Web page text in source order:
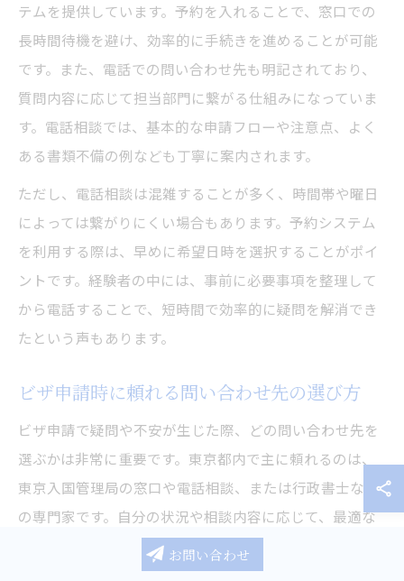
テムを提供しています。予約を入れることで、窓口での
長時間待機を避け、効率的に手続きを進めることが可能
です。また、電話での問い合わせ先も明記されており、
質問内容に応じて担当部門に繋がる仕組みになっていま
す。電話相談では、基本的な申請フローや注意点、よく
ある書類不備の例なども丁寧に案内されます。
ただし、電話相談は混雑することが多く、時間帯や曜日
によっては繋がりにくい場合もあります。予約システム
を利用する際は、早めに希望日時を選択することがポイ
ントです。経験者の中には、事前に必要事項を整理して
から電話することで、短時間で効率的に疑問を解消でき
たという声もあります。
ビザ申請時に頼れる問い合わせ先の選び方
ビザ申請で疑問や不安が生じた際、どの問い合わせ先を
選ぶかは非常に重要です。東京都内で主に頼れるのは、
東京入国管理局の窓口や電話相談、または行政書士など
の専門家です。自分の状況や相談内容に応じて、最適な
問い合わせ先を選ぶことで、スムーズな申請が期待でき
お問い合わせ